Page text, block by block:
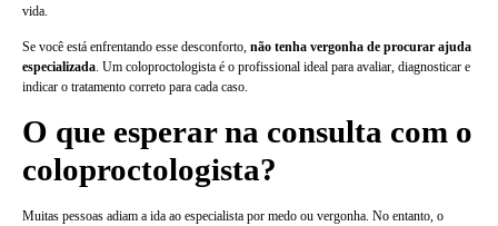
vida.
Se você está enfrentando esse desconforto, não tenha vergonha de procurar ajuda
especializada. Um coloproctologista é o profissional ideal para avaliar, diagnosticar e
indicar o tratamento correto para cada caso.
O que esperar na consulta com o
coloproctologista?
Muitas pessoas adiam a ida ao especialista por medo ou vergonha. No entanto, o